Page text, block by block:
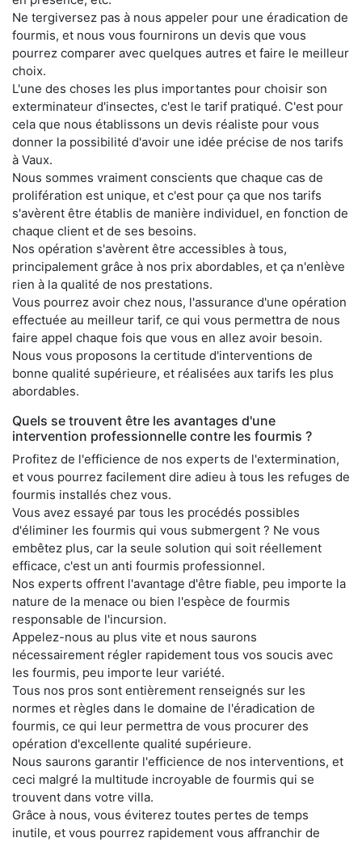
Ne tergiversez pas à nous appeler pour une éradication de
fourmis, et nous vous fournirons un devis que vous
pourrez comparer avec quelques autres et faire le meilleur
choix.
L'une des choses les plus importantes pour choisir son
exterminateur d'insectes, c'est le tarif pratiqué. C'est pour
cela que nous établissons un devis réaliste pour vous
donner la possibilité d'avoir une idée précise de nos tarifs
à Vaux.
Nous sommes vraiment conscients que chaque cas de
prolifération est unique, et c'est pour ça que nos tarifs
s'avèrent être établis de manière individuel, en fonction de
chaque client et de ses besoins.
Nos opération s'avèrent être accessibles à tous,
principalement grâce à nos prix abordables, et ça n'enlève
rien à la qualité de nos prestations.
Vous pourrez avoir chez nous, l'assurance d'une opération
effectuée au meilleur tarif, ce qui vous permettra de nous
faire appel chaque fois que vous en allez avoir besoin.
Nous vous proposons la certitude d'interventions de
bonne qualité supérieure, et réalisées aux tarifs les plus
abordables.
Quels se trouvent être les avantages d'une
intervention professionnelle contre les fourmis ?
Profitez de l'efficience de nos experts de l'extermination,
et vous pourrez facilement dire adieu à tous les refuges de
fourmis installés chez vous.
Vous avez essayé par tous les procédés possibles
d'éliminer les fourmis qui vous submergent ? Ne vous
embêtez plus, car la seule solution qui soit réellement
efficace, c'est un anti fourmis professionnel.
Nos experts offrent l'avantage d'être fiable, peu importe la
nature de la menace ou bien l'espèce de fourmis
responsable de l'incursion.
Appelez-nous au plus vite et nous saurons
nécessairement régler rapidement tous vos soucis avec
les fourmis, peu importe leur variété.
Tous nos pros sont entièrement renseignés sur les
normes et règles dans le domaine de l'éradication de
fourmis, ce qui leur permettra de vous procurer des
opération d'excellente qualité supérieure.
Nous saurons garantir l'efficience de nos interventions, et
ceci malgré la multitude incroyable de fourmis qui se
trouvent dans votre villa.
Grâce à nous, vous éviterez toutes pertes de temps
inutile, et vous pourrez rapidement vous affranchir de